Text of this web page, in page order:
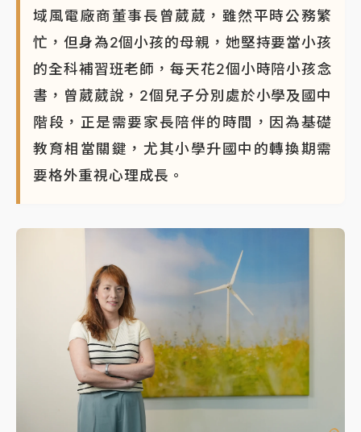
域風電廠商董事長曾葳葳，雖然平時公務繁
忙，但身為2個小孩的母親，她堅持要當小孩
的全科補習班老師，每天花2個小時陪小孩念
書，曾葳葳說，2個兒子分別處於小學及國中
階段，正是需要家長陪伴的時間，因為基礎
教育相當關鍵，尤其小學升國中的轉換期需
要格外重視心理成長。